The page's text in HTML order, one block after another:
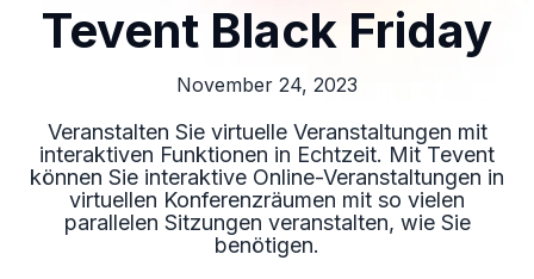
Tevent Black Friday
November 24, 2023
Veranstalten Sie virtuelle Veranstaltungen mit
interaktiven Funktionen in Echtzeit. Mit Tevent
können Sie interaktive Online-Veranstaltungen in
virtuellen Konferenzräumen mit so vielen
parallelen Sitzungen veranstalten, wie Sie
benötigen.